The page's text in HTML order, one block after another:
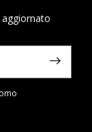
in
al parco,
casual si
calzata
da mattina
e di
scuola e in